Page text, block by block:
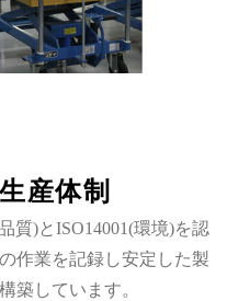
産体制
質)とISO14001(環境)を認
作業を記録し安定した製
築しています。